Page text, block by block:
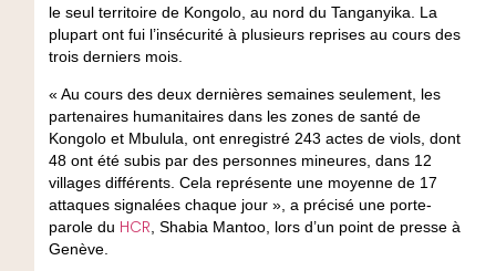
le seul territoire de Kongolo, au nord du Tanganyika. La
plupart ont fui l’insécurité à plusieurs reprises au cours des
trois derniers mois.
« Au cours des deux dernières semaines seulement, les
partenaires humanitaires dans les zones de santé de
Kongolo et Mbulula, ont enregistré 243 actes de viols, dont
48 ont été subis par des personnes mineures, dans 12
villages différents. Cela représente une moyenne de 17
attaques signalées chaque jour », a précisé une porte-
parole du HCR , Shabia Mantoo, lors d’un point de presse à
Genève.